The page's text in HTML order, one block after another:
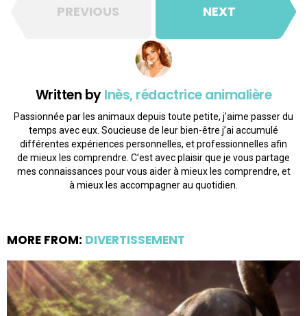
PREVIOUS NEXT
Written byInès, rédactrice animalière
Passionnée par les animaux depuis toute petite, j’aime passer du
temps avec eux. Soucieuse de leur bien-être j’ai accumulé
différentes expériences personnelles, et professionnelles afin
de mieux les comprendre. C’est avec plaisir que je vous partage
mes connaissances pour vous aider à mieux les comprendre, et
à mieux les accompagner au quotidien.
MORE FROM: DIVERTISSEMENT